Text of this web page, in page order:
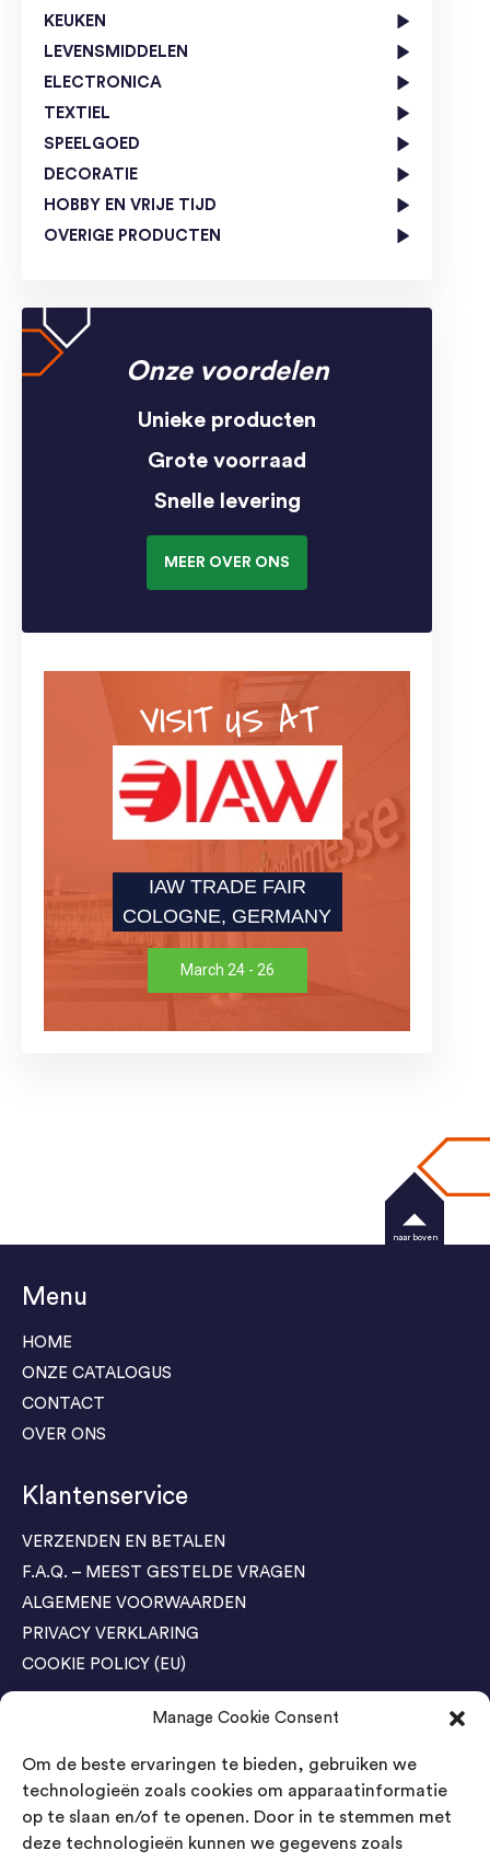
Manage Cookie Consent
Om de beste ervaringen te bieden, gebruiken we
technologieën zoals cookies om apparaatinformatie
op te slaan en/of te openen. Door in te stemmen met
deze technologieën kunnen we gegevens zoals
KEUKEN
LEVENSMIDDELEN
ELECTRONICA
TEXTIEL
SPEELGOED
DECORATIE
HOBBY EN VRIJE TIJD
OVERIGE PRODUCTEN
Onze voordelen
Unieke producten
Grote voorraad
Snelle levering
MEER OVER ONS
VISIT US AT
IAW TRADE FAIR
COLOGNE, GERMANY
March 24 - 26
Menu
HOME
ONZE CATALOGUS
CONTACT
OVER ONS
Klantenservice
VERZENDEN EN BETALEN
F.A.Q. – MEEST GESTELDE VRAGEN
ALGEMENE VOORWAARDEN
PRIVACY VERKLARING
COOKIE POLICY (EU)
Agenda Trade Shows
04-05 November / SVG FAIR Winterswijk
Bestel GRATIS kaarten
24-26 March / IAW Trade Fair - Cologne
Bestel GRATIS kaarten
naar boven